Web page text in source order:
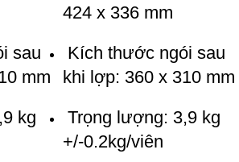
sau
mm
kg
424 x 336 mm
Kích thước ngói sau
khi lợp: 360 x 310 mm
Trọng lượng: 3,9 kg
+/-0.2kg/viên